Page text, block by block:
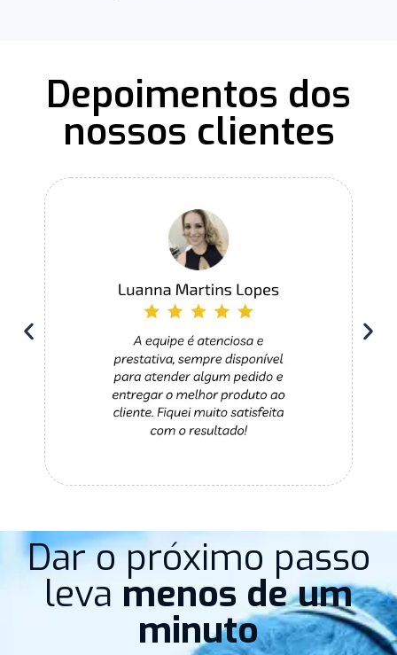
Depoimentos dos
nossos clientes
Dar o próximo passo
leva menos de um
minuto